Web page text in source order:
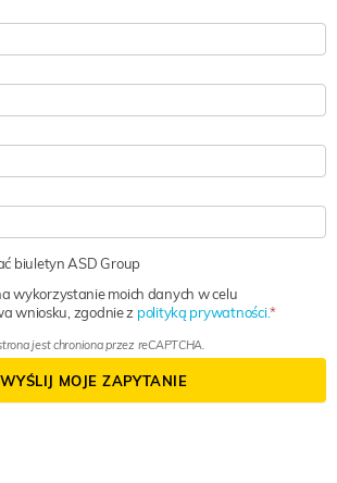
biuletyn ASD Group
wykorzystanie moich danych w celu
wniosku, zgodnie z polityką prywatności.
jest chroniona przez reCAPTCHA.
WYŚLIJ MOJE ZAPYTANIE